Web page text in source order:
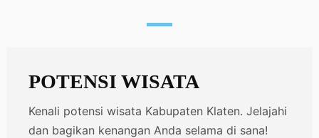
POTENSI WISATA
Kenali potensi wisata Kabupaten Klaten. Jelajahi
dan bagikan kenangan Anda selama di sana!